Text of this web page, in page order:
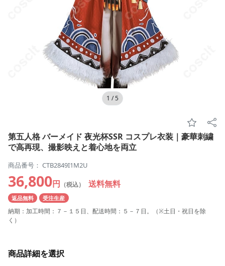
1 /5
第五人格 バーメイド 夜光杯SSR コスプレ衣装｜豪華刺繍
で高再現、撮影映えと着心地を両立
商品番号： CTB2849I1M2U
36,800円 （税込） 送料無料
返品無料 受注生産
納期：加工時間：７－１５日、配送時間：５－７日。（※土日・祝日を除
く）
商品詳細を選択